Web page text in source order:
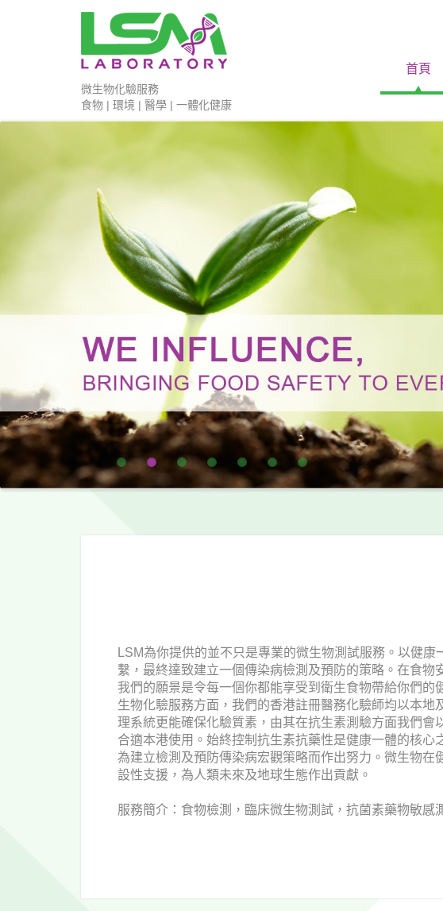
微生物化驗服務
食物 | 環境 | 醫學 | 一體化健康
首頁
LSM為你提供的並不只是專業的微生物測試服務。以健
繫，最終達致建立一個傳染病檢測及預防的策略。在食
我們的願景是令每一個你都能享受到衛生食物帶給你們
生物化驗服務方面，我們的香港註冊醫務化驗師均以本
理系統更能確保化驗質素，由其在抗生素測驗方面我們
合適本港使用。始終控制抗生素抗藥性是健康一體的核
為建立檢測及預防傳染病宏觀策略而作出努力。微生物
設性支援，為人類未來及地球生態作出貢獻。
服務簡介：食物檢測，臨床微生物測試，抗菌素藥物敏感